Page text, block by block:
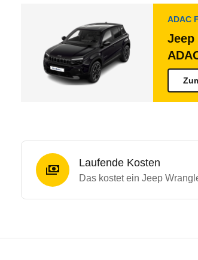
ADAC
Jeep
Laufende Kosten
Das kostet ein Jeep